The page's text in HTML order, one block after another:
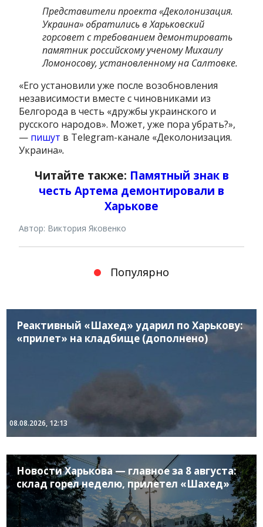
Представители проекта «Деколонизация.
Украина» обратились в Харьковский
горсовет с требованием демонтировать
памятник российскому ученому Михаилу
Ломоносову, установленному на Салтовке.
«Его установили уже после возобновления
независимости вместе с чиновниками из
Белгорода в честь «дружбы украинского и
русского народов». Может, уже пора убрать?»,
— пишут в Telegram-канале «Деколонизация.
Украина».
Читайте также: Памятный знак в
честь Артема демонтировали в
Харькове
Автор: Виктория Яковенко
Популярно
Реактивный «Шахед» ударил по Харькову:
«прилет» на кладбище (дополнено)
08.08.2026, 12:13
Новости Харькова — главное за 8 августа:
склад горел неделю, прилетел «Шахед»